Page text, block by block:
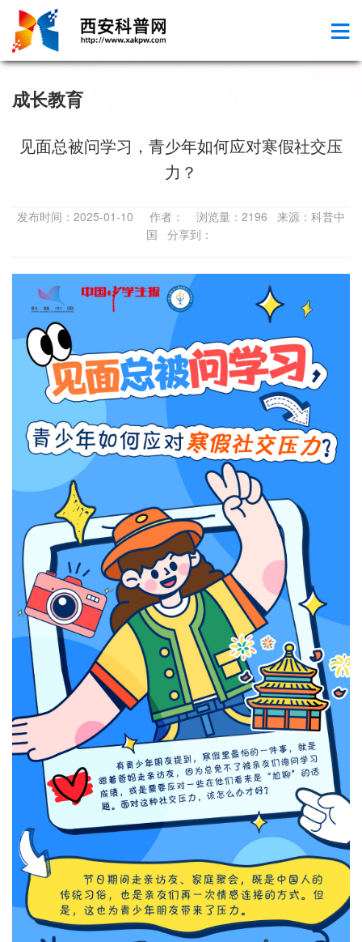
成长教育
见面总被问学习，青少年如何应对寒假社交压
力？
发布时间：2025-01-10 作者： 浏览量：2196 来源：科普中
国 分享到：